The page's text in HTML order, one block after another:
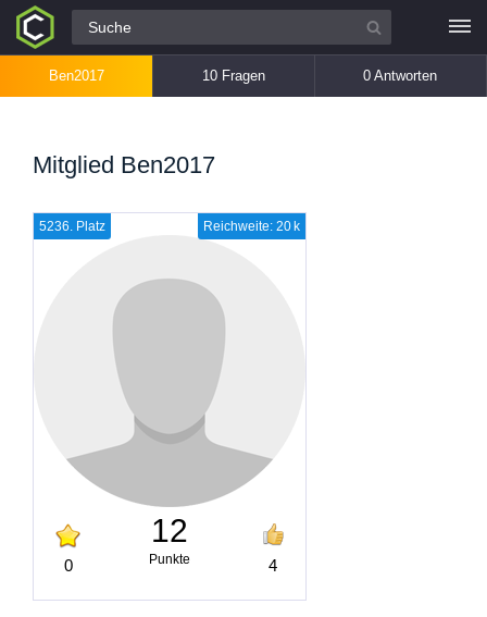
Alle Fragen
Ben2017 10 Fragen 0 Antworten
Mitglied Ben2017
Reichweite: 20 k
5236. Platz
0
12
Punkte 4